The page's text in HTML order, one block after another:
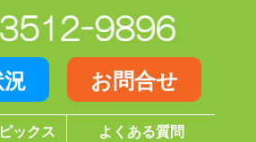
お問合せ
ックス よくある質問